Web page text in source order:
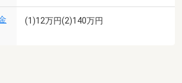
(1)12万円(2)140万円